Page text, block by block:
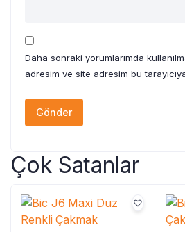
Daha sonraki yorumlarımda
adresim ve site adresim bu
Çok Satanlar